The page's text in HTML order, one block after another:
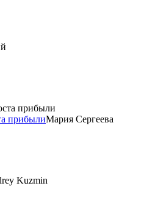
прибылиМария Сергеева
Kuzmin